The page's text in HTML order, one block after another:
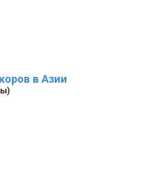
в Азии